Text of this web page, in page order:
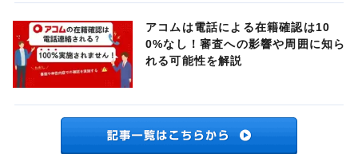
アコムは電話による在籍確認は10
0%なし！審査への影響や周囲に知ら
れる可能性を解説